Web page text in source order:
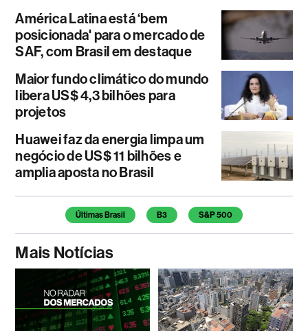
América Latina está ‘bem
posicionada' para o mercado de
SAF, com Brasil em destaque
Maior fundo climático do mundo
libera US$ 4,3 bilhões para
projetos
Huawei faz da energia limpa um
negócio de US$ 11 bilhões e
amplia aposta no Brasil
Temas deste artigo
Últimas Brasil B3 S&P 500
Mais Notícias